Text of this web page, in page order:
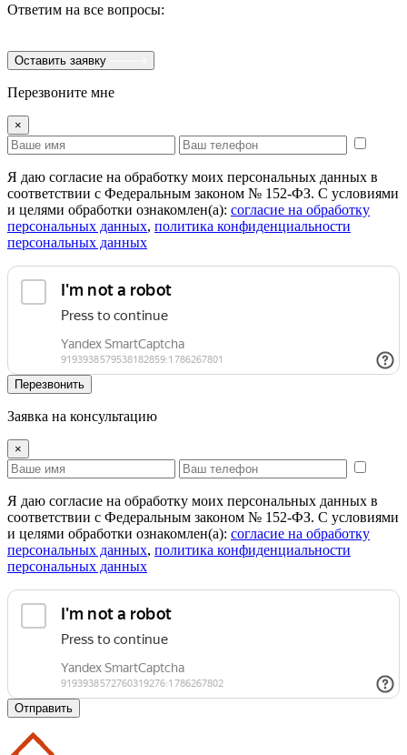
Ответим на все вопросы:
Оставить заявку
Перезвоните мне
×
Я даю согласие на обработку моих персональных данных в
соответствии с Федеральным законом № 152-ФЗ. С условиями
и целями обработки ознакомлен(а): cогласие на обработку
персональных данных, политика конфиденциальности
персональных данных
Перезвонить
Заявка на консультацию
×
Я даю согласие на обработку моих персональных данных в
соответствии с Федеральным законом № 152-ФЗ. С условиями
и целями обработки ознакомлен(а): cогласие на обработку
персональных данных, политика конфиденциальности
персональных данных
Отправить